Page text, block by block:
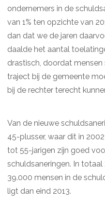
ondernemers in de
van 1% ten opzichte van
dan dat we de jaren
daalde het aantal
drastisch, doordat mensen
traject bij de gemeente
bij de rechter terecht
Van de nieuwe
45-plusser, waar dit in
tot 55-jarigen zijn goed
schuldsaneringen. In totaal
39.000 mensen in de
ligt dan eind 2013.